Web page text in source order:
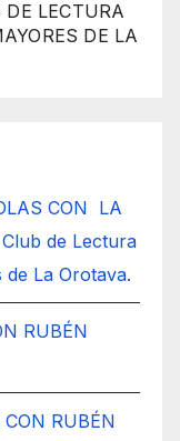
DE LECTURA
DE LA
CON LA
de Lectura
La Orotava.
RUBÉN
RUBÉN